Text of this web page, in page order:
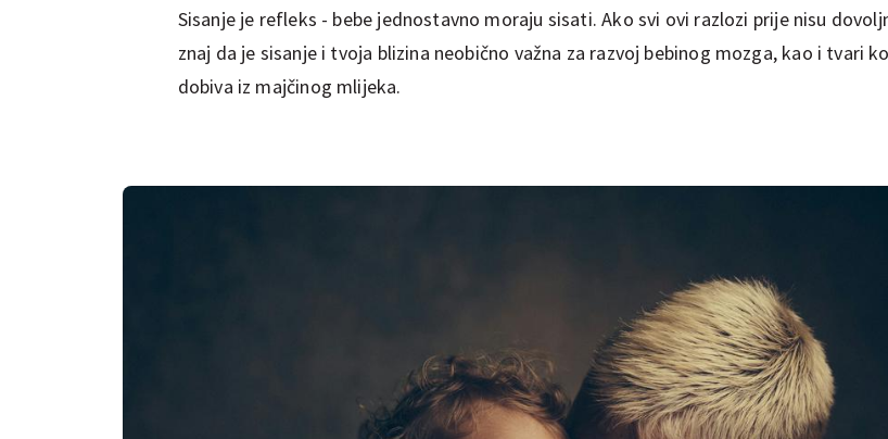
Sisanje je refleks - bebe jednostavno moraju sisati. Ako svi ovi razlozi prije nisu
znaj da je sisanje i tvoja blizina neobično važna za razvoj bebinog mozga, kao i tvari
dobiva iz majčinog mlijeka.